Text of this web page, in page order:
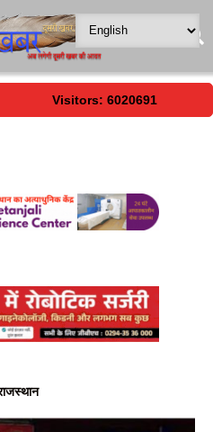
Visitors: 6020691